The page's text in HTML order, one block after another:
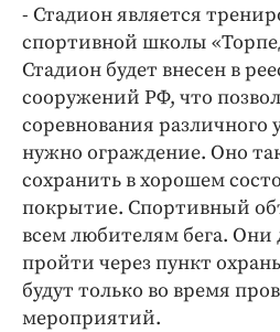
- Стадион является
спортивной школы
Стадион будет внесен в
сооружений РФ, что
соревнования различного
нужно ограждение. Оно
сохранить в хорошем
покрытие. Спортивный
всем любителям бега. Они
пройти через пункт
будут только во время
мероприятий.